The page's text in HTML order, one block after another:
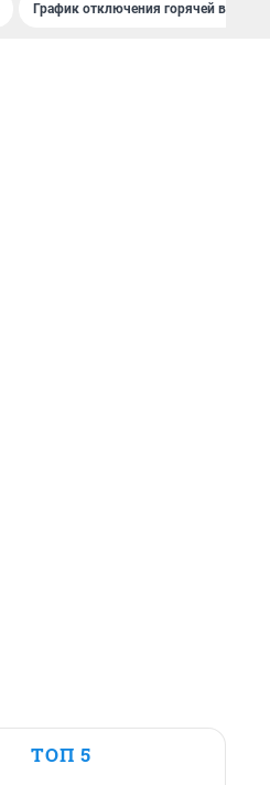
График отключения горячей воды в
ТОП 5